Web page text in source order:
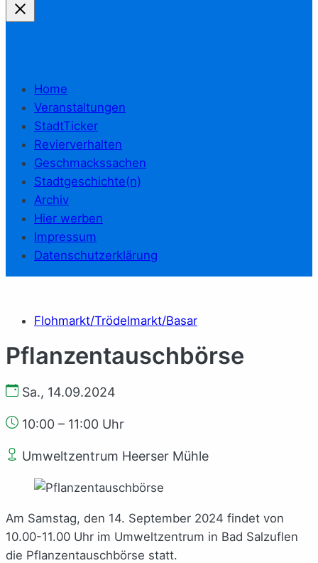
Home
Veranstaltungen
StadtTicker
Revierverhalten
Geschmackssachen
Stadtgeschichte(n)
Archiv
Hier werben
Impressum
Datenschutzerklärung
Flohmarkt/Trödelmarkt/Basar
Pflanzentauschbörse
Sa., 14.09.2024
10:00 – 11:00 Uhr
Umweltzentrum Heerser Mühle
Am Samstag, den 14. September 2024 findet von
10.00-11.00 Uhr im Umweltzentrum in Bad Salzuflen
die Pflanzentauschbörse statt.